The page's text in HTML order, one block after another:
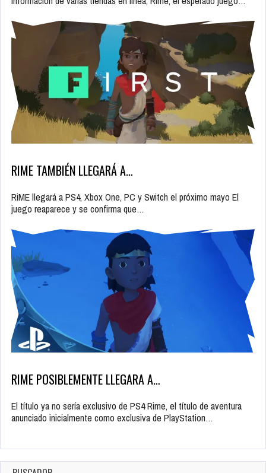
RIME TAMBIÉN LLEGARÁ A…
RiME llegará a PS4, Xbox One, PC y Switch el próximo mayo El
juego reaparece y se confirma que…
RIME POSIBLEMENTE LLEGARA A…
El título ya no sería exclusivo de PS4 Rime, el título de aventura
anunciado inicialmente como exclusiva de PlayStation…